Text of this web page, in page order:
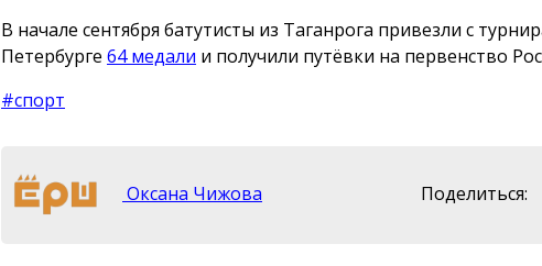
В начале сентября батутисты из Таганрога привезли с
Петербурге 64 медали и получили путёвки на первенство
#спорт
Оксана Чижова Поделиться: